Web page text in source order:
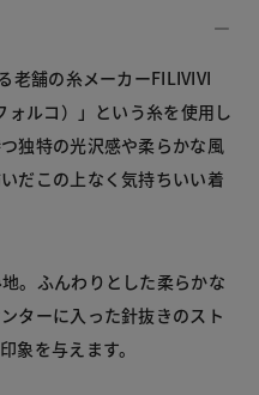
老舗の糸メーカーFILIVIVI
ォルコ）」という糸を使用し
独特の光沢感や柔らかな風
だこの上なく気持ちいい着
。ふんわりとした柔らかな
ターに入った針抜きのスト
象を与えます。